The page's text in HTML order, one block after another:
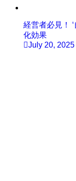
経営者必見！
化効果
July 20, 2025